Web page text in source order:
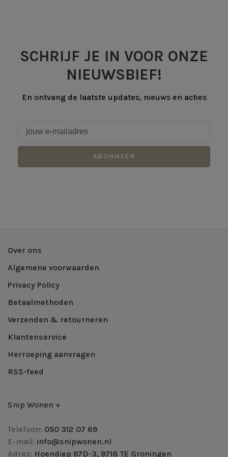
SCHRIJF JE IN VOOR ONZE
NIEUWSBIEF!
En ontvang de laatste updates, nieuws en acties
ABONNEER
Over ons
Algemene voorwaarden
Privacy Policy
Betaalmethoden
Verzenden & retourneren
Klantenservice
Herroeping aanvragen
RSS-feed
Snip Wonen +
Telefoon: 050 312 07 69
E-mail: info@snipwonen.nl
Adres: Hoendiep 97D-3, 9718 TE Groningen